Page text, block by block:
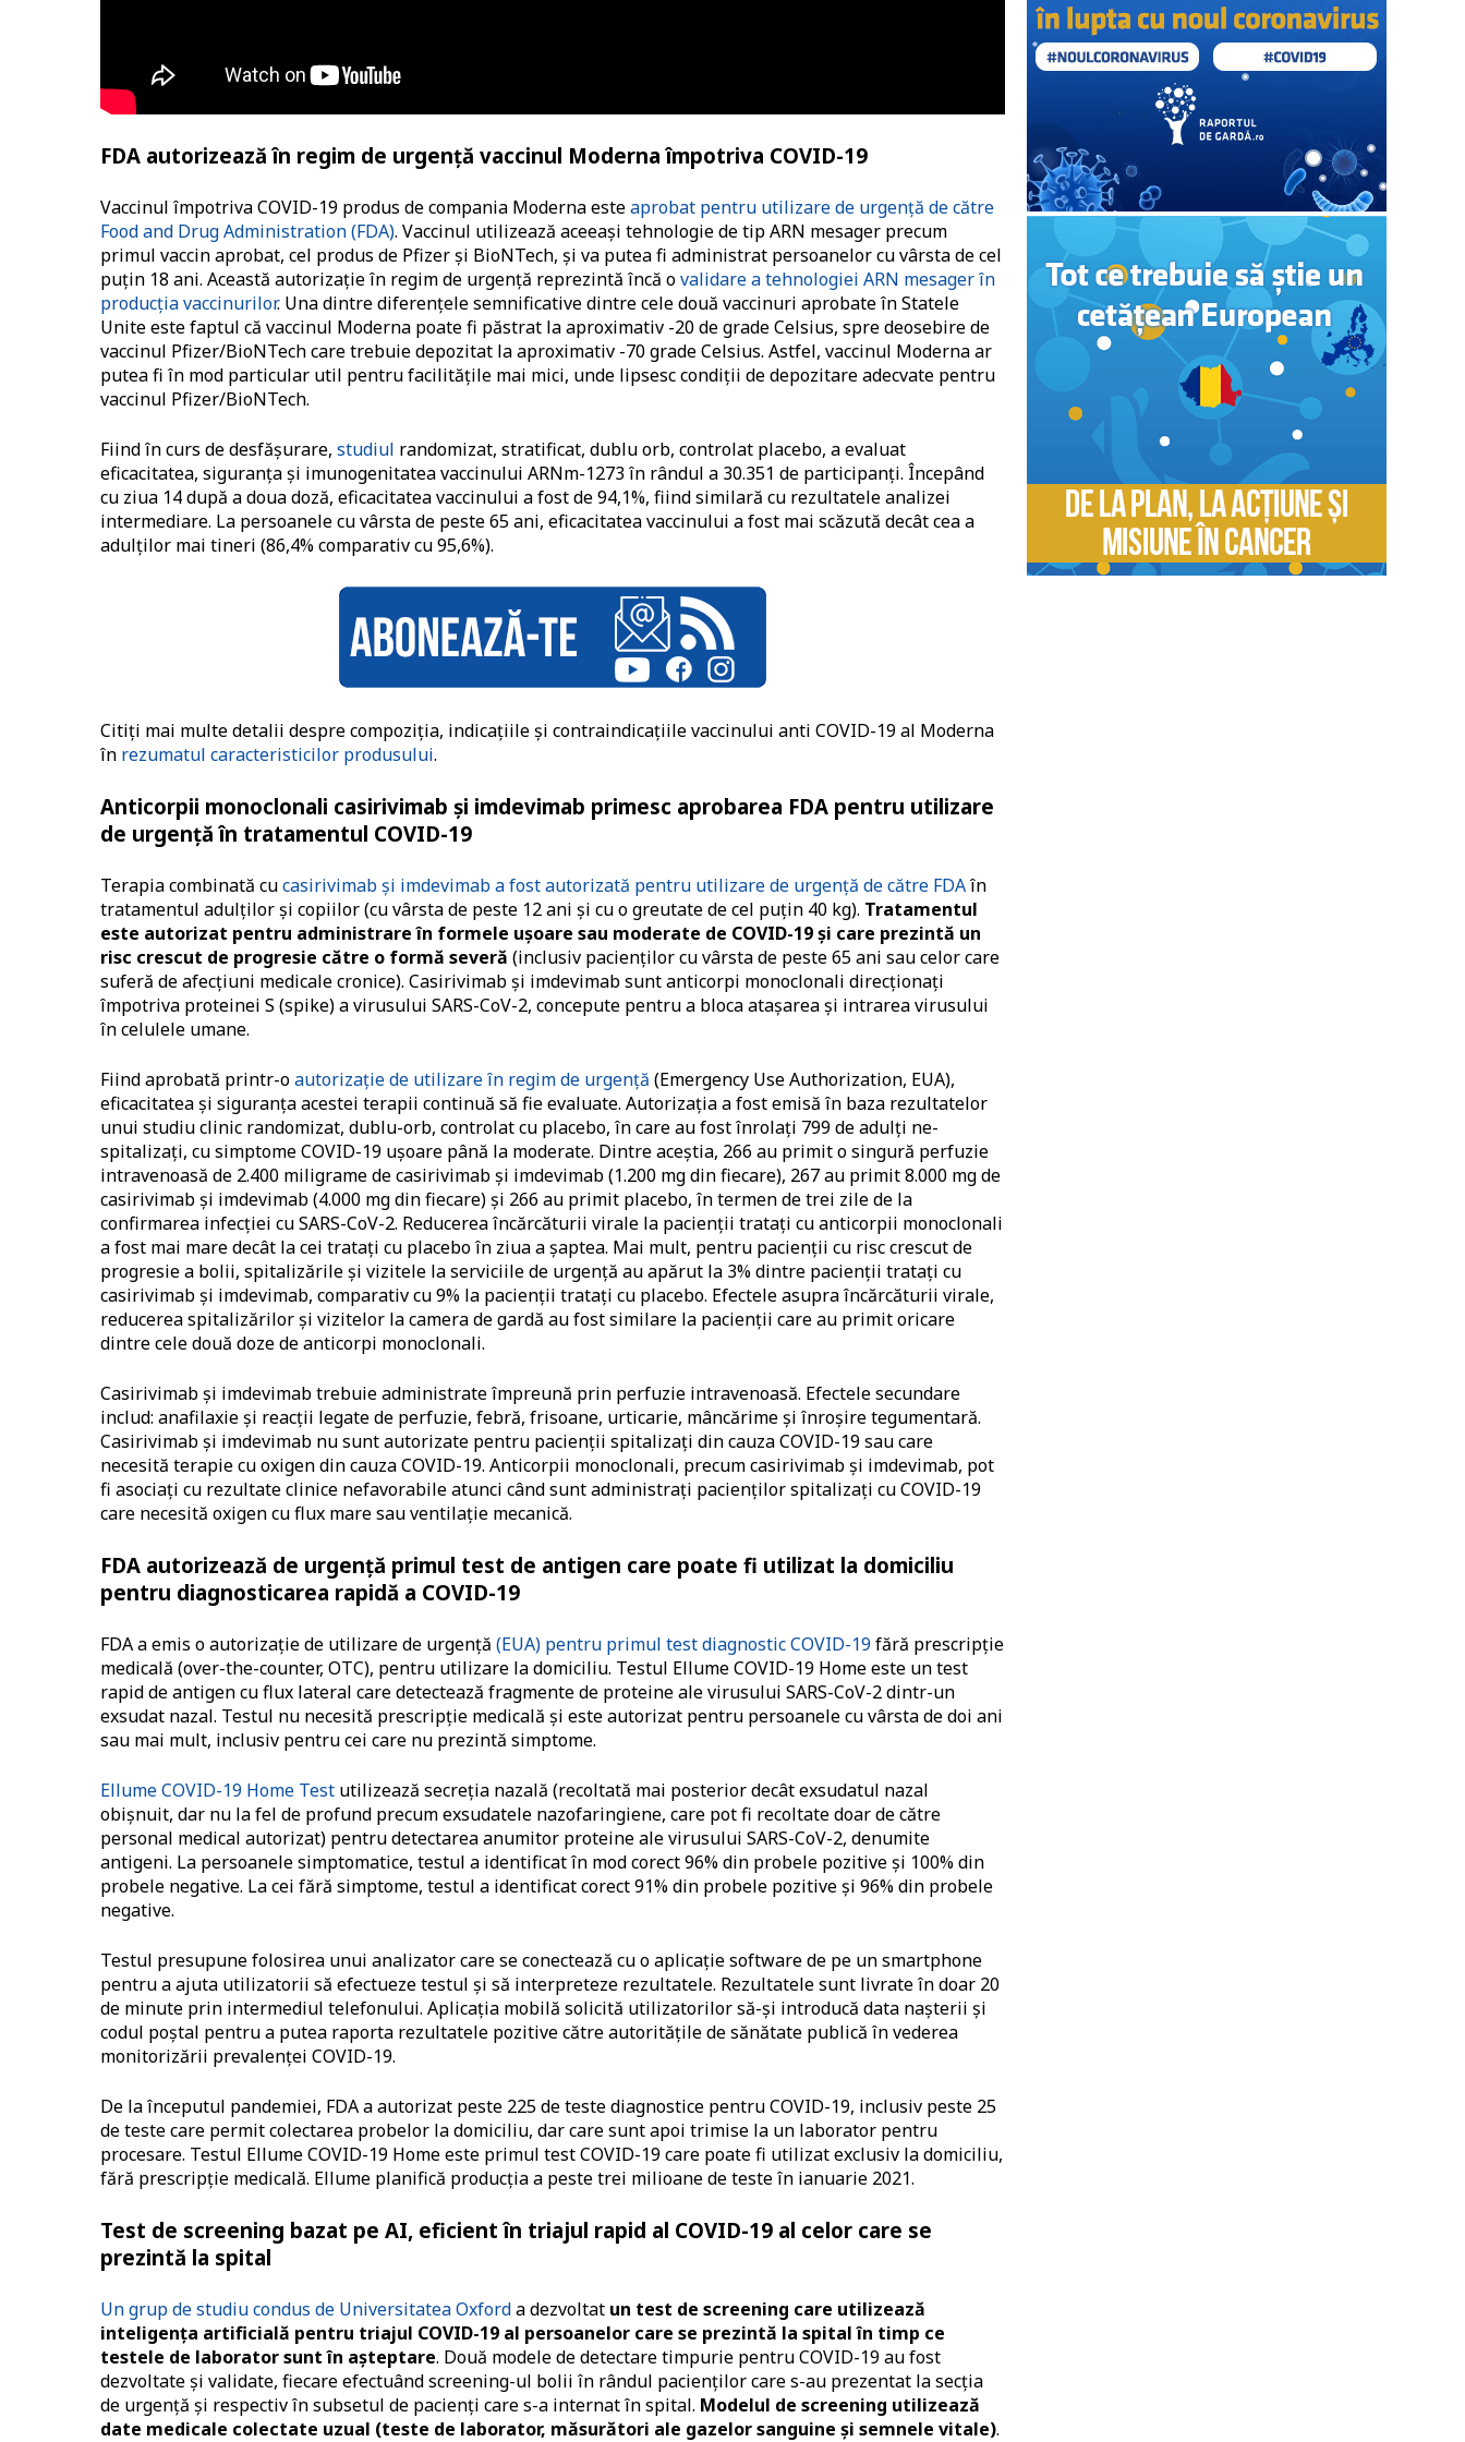
FDA autorizează în regim de urgență vaccinul Moderna împotriva COVID-19
Vaccinul împotriva COVID-19 produs de compania Moderna esteaprobat pentru utilizare de urgență de către
Food and Drug Administration (FDA). Vaccinul utilizează aceeași tehnologie de tip ARN mesager precum
primul vaccin aprobat, cel produs de Pfizer și BioNTech, și va putea fi administrat persoanelor cu vârsta de cel
puțin 18 ani. Această autorizație în regim de urgență reprezintă încă ovalidare a tehnologiei ARN mesager în
producția vaccinurilor. Una dintre diferențele semnificative dintre cele două vaccinuri aprobate în Statele
Unite este faptul că vaccinul Moderna poate fi păstrat la aproximativ -20 de grade Celsius, spre deosebire de
vaccinul Pfizer/BioNTech care trebuie depozitat la aproximativ -70 grade Celsius. Astfel, vaccinul Moderna ar
putea fi în mod particular util pentru facilitățile mai mici, unde lipsesc condiții de depozitare adecvate pentru
vaccinul Pfizer/BioNTech.
Fiind în curs de desfășurare, studiul randomizat, stratificat, dublu orb, controlat placebo, a evaluat
eficacitatea, siguranța și imunogenitatea vaccinului ARNm-1273 în rândul a 30.351 de participanți. Începând
cu ziua 14 după a doua doză, eficacitatea vaccinului a fost de 94,1%, fiind similară cu rezultatele analizei
intermediare. La persoanele cu vârsta de peste 65 ani, eficacitatea vaccinului a fost mai scăzută decât cea a
adulților mai tineri (86,4% comparativ cu 95,6%).
Citiți mai multe detalii despre compoziția, indicațiile și contraindicațiile vaccinului anti COVID-19 al Moderna
în rezumatul caracteristicilor produsului.
Anticorpii monoclonali casirivimab și imdevimab primesc aprobarea FDA pentru utilizare
de urgență în tratamentul COVID-19
Terapia combinată cucasirivimab și imdevimab a fost autorizată pentru utilizare de urgență de către FDAîn
tratamentul adulților și copiilor (cu vârsta de peste 12 ani și cu o greutate de cel puțin 40 kg). Tratamentul
este autorizat pentru administrare în formele ușoare sau moderate de COVID-19 și care prezintă un
risc crescut de progresie către o formă severă (inclusiv pacienților cu vârsta de peste 65 ani sau celor care
suferă de afecțiuni medicale cronice). Casirivimab și imdevimab sunt anticorpi monoclonali direcționați
împotriva proteinei S (spike) a virusului SARS-CoV-2, concepute pentru a bloca atașarea și intrarea virusului
în celulele umane.
Fiind aprobată printr-oautorizație de utilizare în regim de urgență (Emergency Use Authorization, EUA),
eficacitatea și siguranța acestei terapii continuă să fie evaluate. Autorizația a fost emisă în baza rezultatelor
unui studiu clinic randomizat, dublu-orb, controlat cu placebo, în care au fost înrolați 799 de adulți ne-
spitalizați, cu simptome COVID-19 ușoare până la moderate. Dintre aceștia, 266 au primit o singură perfuzie
intravenoasă de 2.400 miligrame de casirivimab și imdevimab (1.200 mg din fiecare), 267 au primit 8.000 mg de
casirivimab și imdevimab (4.000 mg din fiecare) și 266 au primit placebo, în termen de trei zile de la
confirmarea infecției cu SARS-CoV-2. Reducerea încărcăturii virale la pacienții tratați cu anticorpii monoclonali
a fost mai mare decât la cei tratați cu placebo în ziua a șaptea. Mai mult, pentru pacienții cu risc crescut de
progresie a bolii, spitalizările și vizitele la serviciile de urgență au apărut la 3% dintre pacienții tratați cu
casirivimab și imdevimab, comparativ cu 9% la pacienții tratați cu placebo. Efectele asupra încărcăturii virale,
reducerea spitalizărilor și vizitelor la camera de gardă au fost similare la pacienții care au primit oricare
dintre cele două doze de anticorpi monoclonali.
Casirivimab și imdevimab trebuie administrate împreună prin perfuzie intravenoasă. Efectele secundare
includ: anafilaxie și reacții legate de perfuzie, febră, frisoane, urticarie, mâncărime și înroșire tegumentară.
Casirivimab și imdevimab nu sunt autorizate pentru pacienții spitalizați din cauza COVID-19 sau care
necesită terapie cu oxigen din cauza COVID-19. Anticorpii monoclonali, precum casirivimab și imdevimab, pot
fi asociați cu rezultate clinice nefavorabile atunci când sunt administrați pacienților spitalizați cu COVID-19
care necesită oxigen cu flux mare sau ventilație mecanică.
FDA autorizează de urgență primul test de antigen care poate fi utilizat la domiciliu
pentru diagnosticarea rapidă a COVID-19
FDA a emis o autorizație de utilizare de urgență (EUA) pentru primul test diagnostic COVID-19 fără prescripție
medicală (over-the-counter, OTC), pentru utilizare la domiciliu. Testul Ellume COVID-19 Home este un test
rapid de antigen cu flux lateral care detectează fragmente de proteine ale virusului SARS-CoV-2 dintr-un
exsudat nazal. Testul nu necesită prescripție medicală și este autorizat pentru persoanele cu vârsta de doi ani
sau mai mult, inclusiv pentru cei care nu prezintă simptome.
Ellume COVID-19 Home Test utilizează secreția nazală (recoltată mai posterior decât exsudatul nazal
obișnuit, dar nu la fel de profund precum exsudatele nazofaringiene, care pot fi recoltate doar de către
personal medical autorizat) pentru detectarea anumitor proteine ale virusului SARS-CoV-2, denumite
antigeni. La persoanele simptomatice, testul a identificat în mod corect 96% din probele pozitive și 100% din
probele negative. La cei fără simptome, testul a identificat corect 91% din probele pozitive și 96% din probele
negative.
Testul presupune folosirea unui analizator care se conectează cu o aplicație software de pe un smartphone
pentru a ajuta utilizatorii să efectueze testul și să interpreteze rezultatele. Rezultatele sunt livrate în doar 20
de minute prin intermediul telefonului. Aplicația mobilă solicită utilizatorilor să-și introducă data nașterii și
codul poștal pentru a putea raporta rezultatele pozitive către autoritățile de sănătate publică în vederea
monitorizării prevalenței COVID-19.
De la începutul pandemiei, FDA a autorizat peste 225 de teste diagnostice pentru COVID-19, inclusiv peste 25
de teste care permit colectarea probelor la domiciliu, dar care sunt apoi trimise la un laborator pentru
procesare. Testul Ellume COVID-19 Home este primul test COVID-19 care poate fi utilizat exclusiv la domiciliu,
fără prescripție medicală. Ellume planifică producția a peste trei milioane de teste în ianuarie 2021.
Test de screening bazat pe AI, eficient în triajul rapid al COVID-19 al celor care se
prezintă la spital
Un grup de studiu condus de Universitatea Oxforda dezvoltat un test de screening care utilizează
inteligența artificială pentru triajul COVID-19 al persoanelor care se prezintă la spital în timp ce
testele de laborator sunt în așteptare. Două modele de detectare timpurie pentru COVID-19 au fost
dezvoltate și validate, fiecare efectuând screening-ul bolii în rândul pacienților care s-au prezentat la secția
de urgență și respectiv în subsetul de pacienți care s-a internat în spital. Modelul de screening utilizează
date medicale colectate uzual (teste de laborator, măsurători ale gazelor sanguine și semnele vitale).